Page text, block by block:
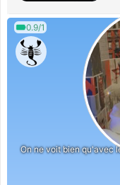
0.9/1
On ne voit bien qu'avec